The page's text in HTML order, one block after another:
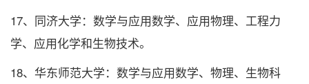
17、同济大学：数学与应用数学、应用物理、工程力
学、应用化学和生物技术。
18、华东师范大学：数学与应用数学、物理、生物科